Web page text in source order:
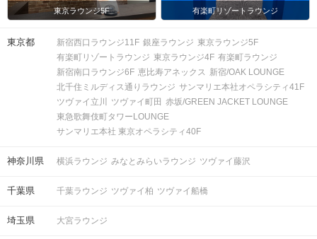
注意事項
時間
東京ラウンジ5F 有楽町リゾートラウンジ
東京都 新宿西口ラウンジ11F 銀座ラウンジ 東京ラウンジ5F
有楽町リゾートラウンジ 東京ラウンジ4F 有楽町ラウンジ
新宿南口ラウンジ6F 恵比寿アネックス 新宿/OAK LOUNGE
北千住ミルディス通りラウンジ サンマリエ本社オペラシティ41F
ツヴァイ立川
ツヴァイ町田 赤坂/GREEN JACKET LOUNGE
東急歌舞伎町タワーLOUNGE
サンマリエ本社 東京オペラシティ40F
神奈川県 横浜ラウンジ みなとみらいラウンジ ツヴァイ藤沢
千葉県 千葉ラウンジ ツヴァイ柏 ツヴァイ船橋
埼玉県 大宮ラウンジ